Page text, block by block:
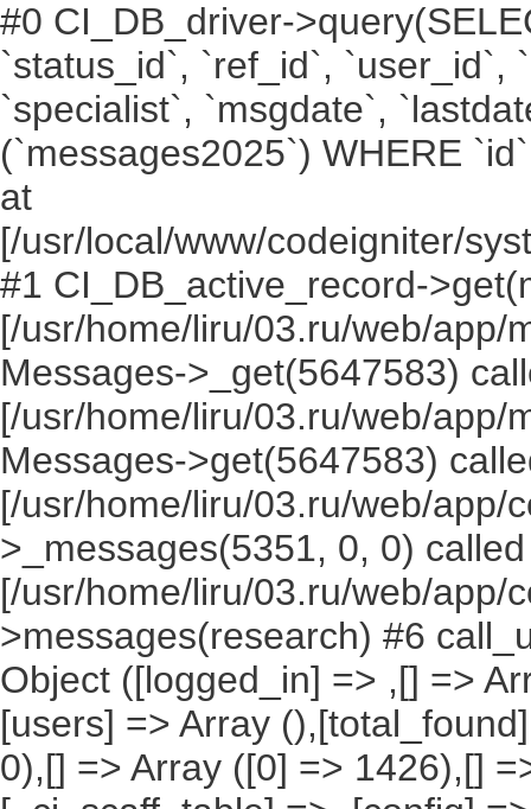
#0 CI_DB_driver-
`status_id`, `ref_id`, `user_id`,
`specialist`, `msgdate`,
(`messages2025`) WHERE
at
[/usr/local/www/codeigniter/
#1 CI_DB_active_record-
[/usr/home/liru/03.ru/web/app/
Messages->_get(5647583)
[/usr/home/liru/03.ru/web/app/
Messages->get(5647583)
[/usr/home/liru/03.ru/web/app/
>_messages(5351, 0, 0)
[/usr/home/liru/03.ru/web/app/
>messages(research) #6
Object ([logged_in] => ,[] =>
[users] => Array
0),[] => Array ([0] => 1426),[]